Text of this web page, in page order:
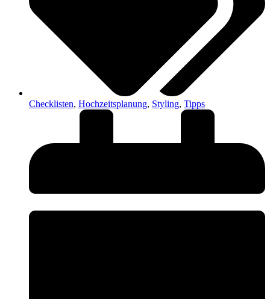
Checklisten, Hochzeitsplanung, Styling, Tipps